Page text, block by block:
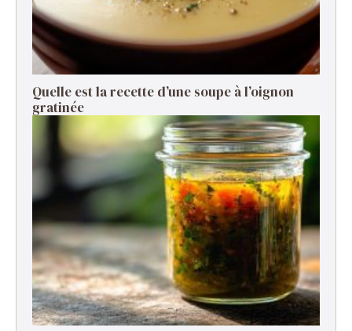
Quelle est la recette d’une soupe à l’oignon
gratinée ​